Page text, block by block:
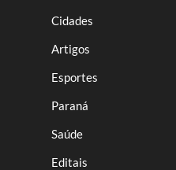
Cidades
Artigos
Esportes
Paraná
Saúde
Editais